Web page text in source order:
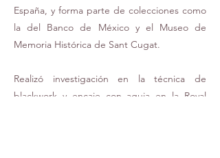
España, y forma parte de colecciones como
la del Banco de México y el Museo de
Memoria Histórica de Sant Cugat.
Realizó investigación en la técnica de
blackwork y encaje con aguja en la Royal